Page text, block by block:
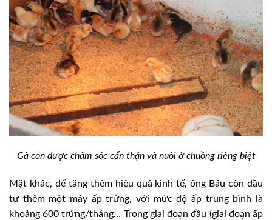
Gà con được chăm sóc cẩn thận và nuôi ở chuồng riêng biệt
Mặt khác, để tăng thêm hiệu quả kinh tế, ông Báu còn đầu
tư thêm một máy ấp trứng, với mức độ ấp trung bình là
khoảng 600 trứng/tháng… Trong giai đoạn đầu (giai đoạn ấp